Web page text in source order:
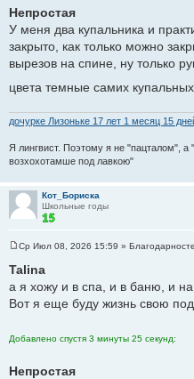
о
б
е
н
Непростая
У меня два купальника и
закрыто, как только можно
вырезов на спине, ну только
цвета темные самих
дочурке Лизоньке 17 лет 1 месяц 15
Я лингвист. Поэтому я не "пацталом",
возхохотамше под лавкою"
Кот_Бориска
Школьные годы
о
б
е
е
Ср Июл 08, 2026 15:59 »
Talina
а я хожу и в спа, и в баню, и
Вот я еще буду жизнь свою под
Добавлено спустя 3 минуты 25 секунд:
Непростая